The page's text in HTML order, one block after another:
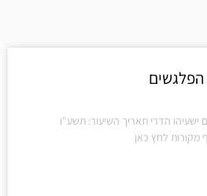
ישעיהו הדרי תאריך השיעור: תשע"ו
מקורות לחץ כאן